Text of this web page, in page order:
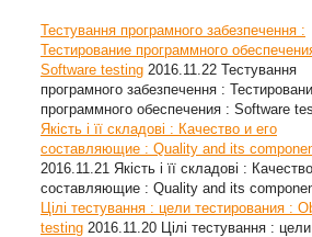
Тестування програмного забезпечення :
Тестирование программного
Software testing 2016.11.22 Тестування
програмного забезпечення :
программного обеспечения : Software
Якість і її складові : Качество и его
составляющие : Quality and its
2016.11.21 Якість і її складові :
составляющие : Quality and its
Цілі тестування : цели тестирования :
testing 2016.11.20 Цілі тестування : цели